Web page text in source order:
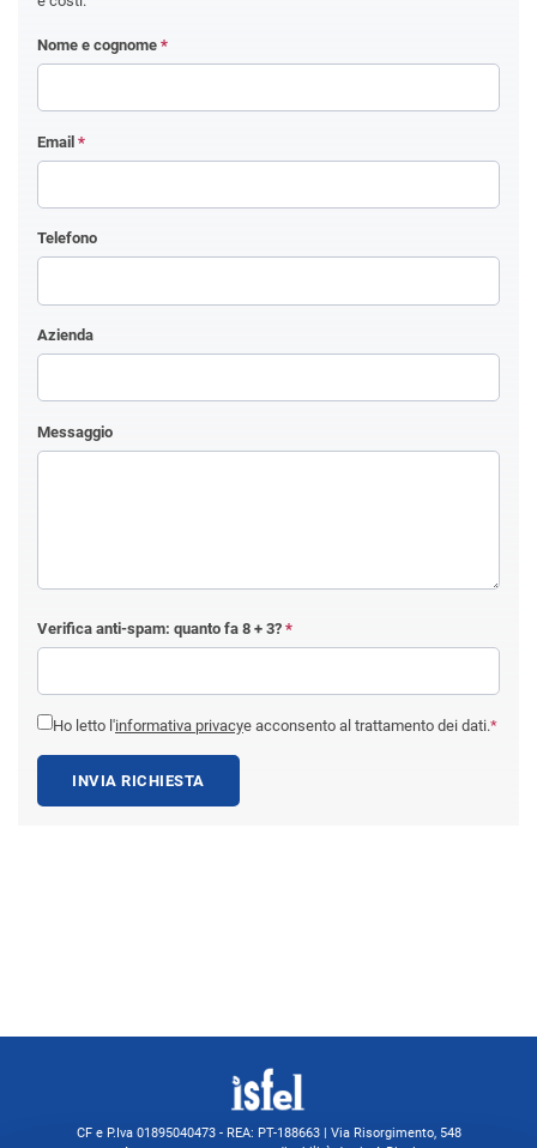
Nome e cognome *
Email *
Telefono
Azienda
Messaggio
Verifica anti-spam: quanto fa 8 + 3? *
Ho letto l'informativa privacye acconsento al trattamento dei dati.*
INVIA RICHIESTA
CF e P.Iva 01895040473 - REA: PT-188663 | Via Risorgimento, 548